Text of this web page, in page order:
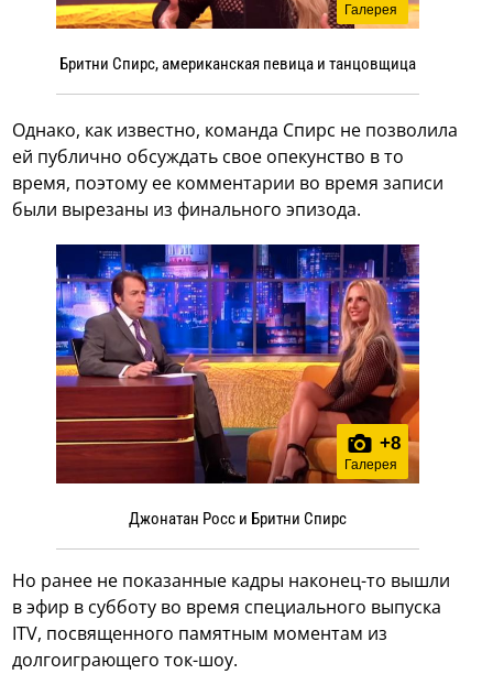
Галерея
Бритни Спирс, американская певица и танцовщица
Однако, как известно, команда Спирс не позволила
ей публично обсуждать свое опекунство в то
время, поэтому ее комментарии во время записи
были вырезаны из финального эпизода.
+8
Галерея
Джонатан Росс и Бритни Спирс
Но ранее не показанные кадры наконец-то вышли
в эфир в субботу во время специального выпуска
ITV, посвященного памятным моментам из
долгоиграющего ток-шоу.